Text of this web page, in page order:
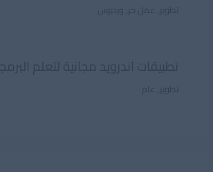
تطوير عمل حر وردبرس
تطبيقات اندرويد مجانية لتعلم
تطوير عام